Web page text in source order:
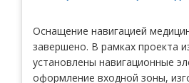
Оснащение навигацией
завершено. В рамках проекта
установлены навигационные
оформление входной зоны,